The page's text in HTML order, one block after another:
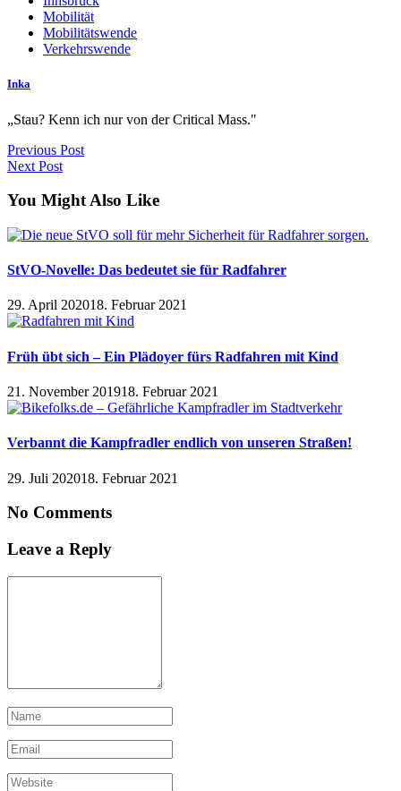
Mobilität
Mobilitätswende
Verkehrswende
Inka
„Stau? Kenn ich nur von der Critical Mass."
Previous Post
Next Post
You Might Also Like
StVO-Novelle: Das bedeutet sie für Radfahrer
29. April 202018. Februar 2021
Früh übt sich – Ein Plädoyer fürs Radfahren mit Kind
21. November 201918. Februar 2021
Verbannt die Kampfradler endlich von unseren Straßen!
29. Juli 202018. Februar 2021
No Comments
Leave a Reply